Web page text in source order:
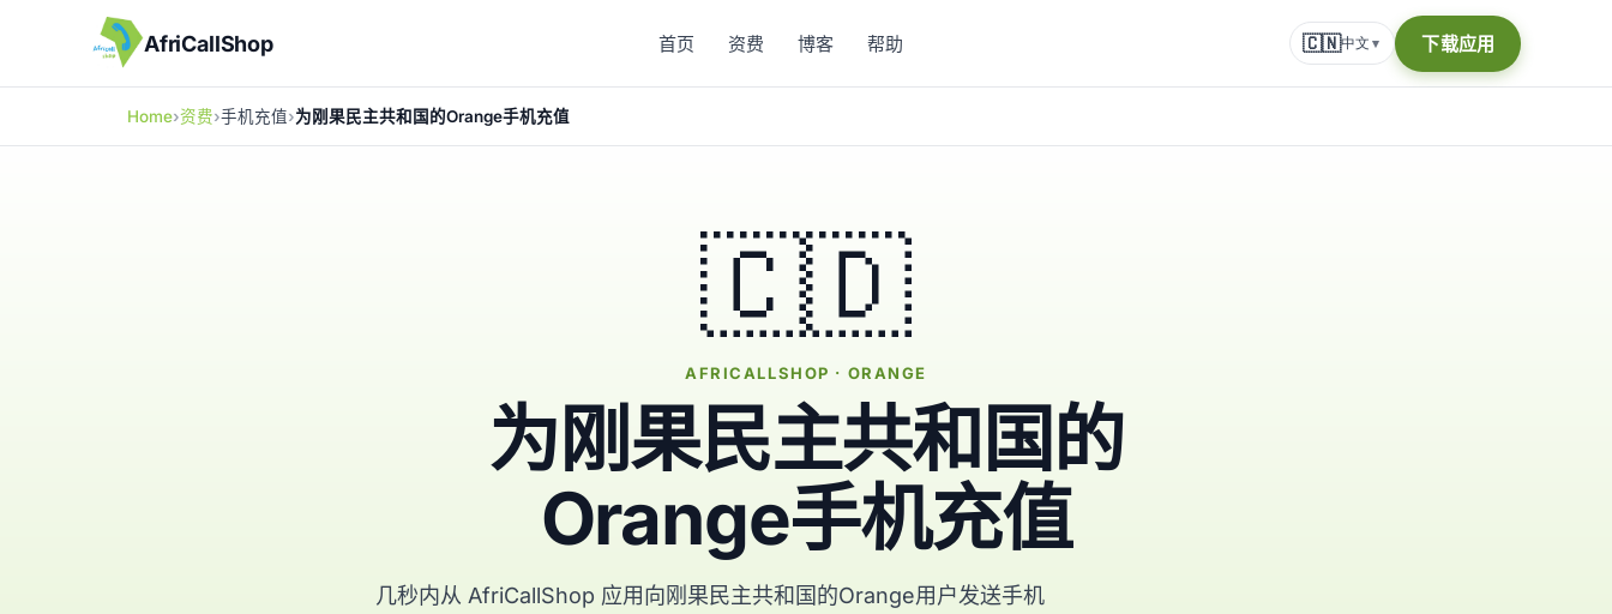
AfriCallShop 首页 资费 博客 帮助 🇨🇳中文 ▾ 下载应用
Home 资费 手机充值 为刚果民主共和国的Orange手机充值
🇨🇩
AFRICALLSHOP · ORANGE
为刚果民主共和国的
Orange手机充值
几秒内从 AfriCallShop 应用向刚果民主共和国的Orange用户发送手机